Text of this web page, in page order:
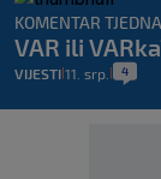
KOMENTAR TJEDNA
VAR ili
VIJESTI 11. srp. 4